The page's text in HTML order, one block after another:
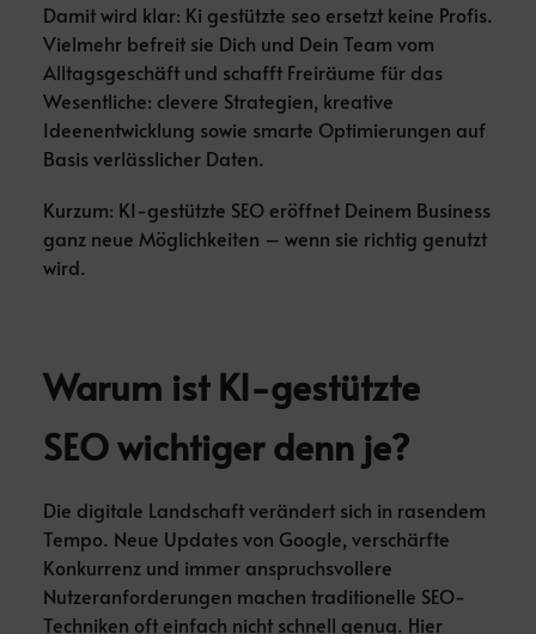
Damit wird klar: Ki gestützte seo ersetzt keine Profis.
Vielmehr befreit sie Dich und Dein Team vom
Alltagsgeschäft und schafft Freiräume für das
Wesentliche: clevere Strategien, kreative
Ideenentwicklung sowie smarte Optimierungen auf
Basis verlässlicher Daten.
Kurzum: KI-gestützte SEO eröffnet Deinem Business
ganz neue Möglichkeiten – wenn sie richtig genutzt
wird.
Warum ist KI-gestützte
SEO wichtiger denn je?
Die digitale Landschaft verändert sich in rasendem
Tempo. Neue Updates von Google, verschärfte
Konkurrenz und immer anspruchsvollere
Nutzeranforderungen machen traditionelle SEO-
Techniken oft einfach nicht schnell genug. Hier